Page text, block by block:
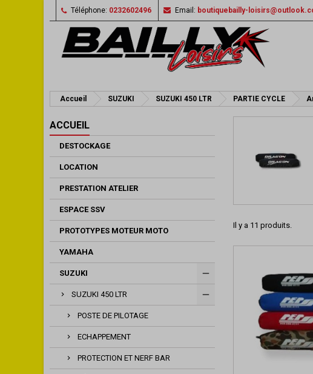
Téléphone: 0232602496 Email: boutiquebailly-
Accueil SUZUKI SUZUKI 450 LTR PARTIE CYCLE
ACCUEIL
DESTOCKAGE
LOCATION
PRESTATION ATELIER
ESPACE SSV
PROTOTYPES MOTEUR MOTO
YAMAHA
SUZUKI
SUZUKI 450 LTR
POSTE DE PILOTAGE
ECHAPPEMENT
PROTECTION ET NERF BAR
Il y a 11 produits.